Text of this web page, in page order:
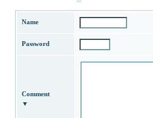
미
약
소
약
Name
Password
Comment
▼